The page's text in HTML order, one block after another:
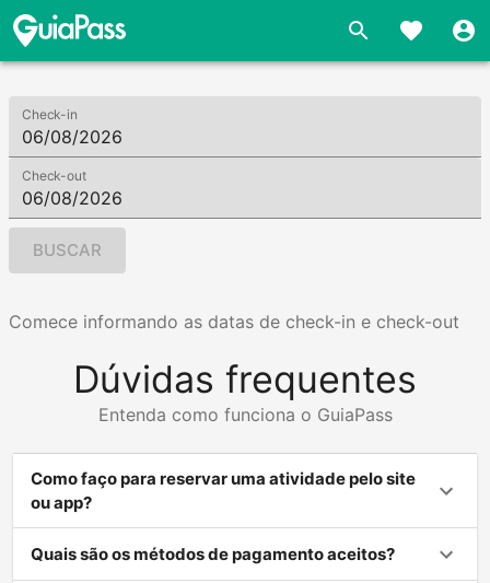
Check-in
Check-out
BUSCAR
Comece informando as datas de check-in e check-out
Dúvidas frequentes
Entenda como funciona o GuiaPass
Como faço para reservar uma atividade pelo site
ou app?
Quais são os métodos de pagamento aceitos?